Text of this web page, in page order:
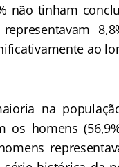
não tinham
ao
na
os homens